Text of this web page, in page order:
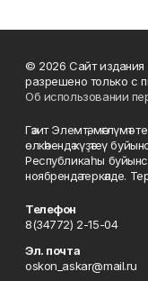
© 2026 Сайт издания
разрешено только с
Об использовании
Гәзит Элемтә,
өлкәһендә күҙәтеү
Республикаһы
ноябрендә теркәлде.
Телефон
8(34772) 2-15-04
Эл. почта
oskon_askar@mail.ru